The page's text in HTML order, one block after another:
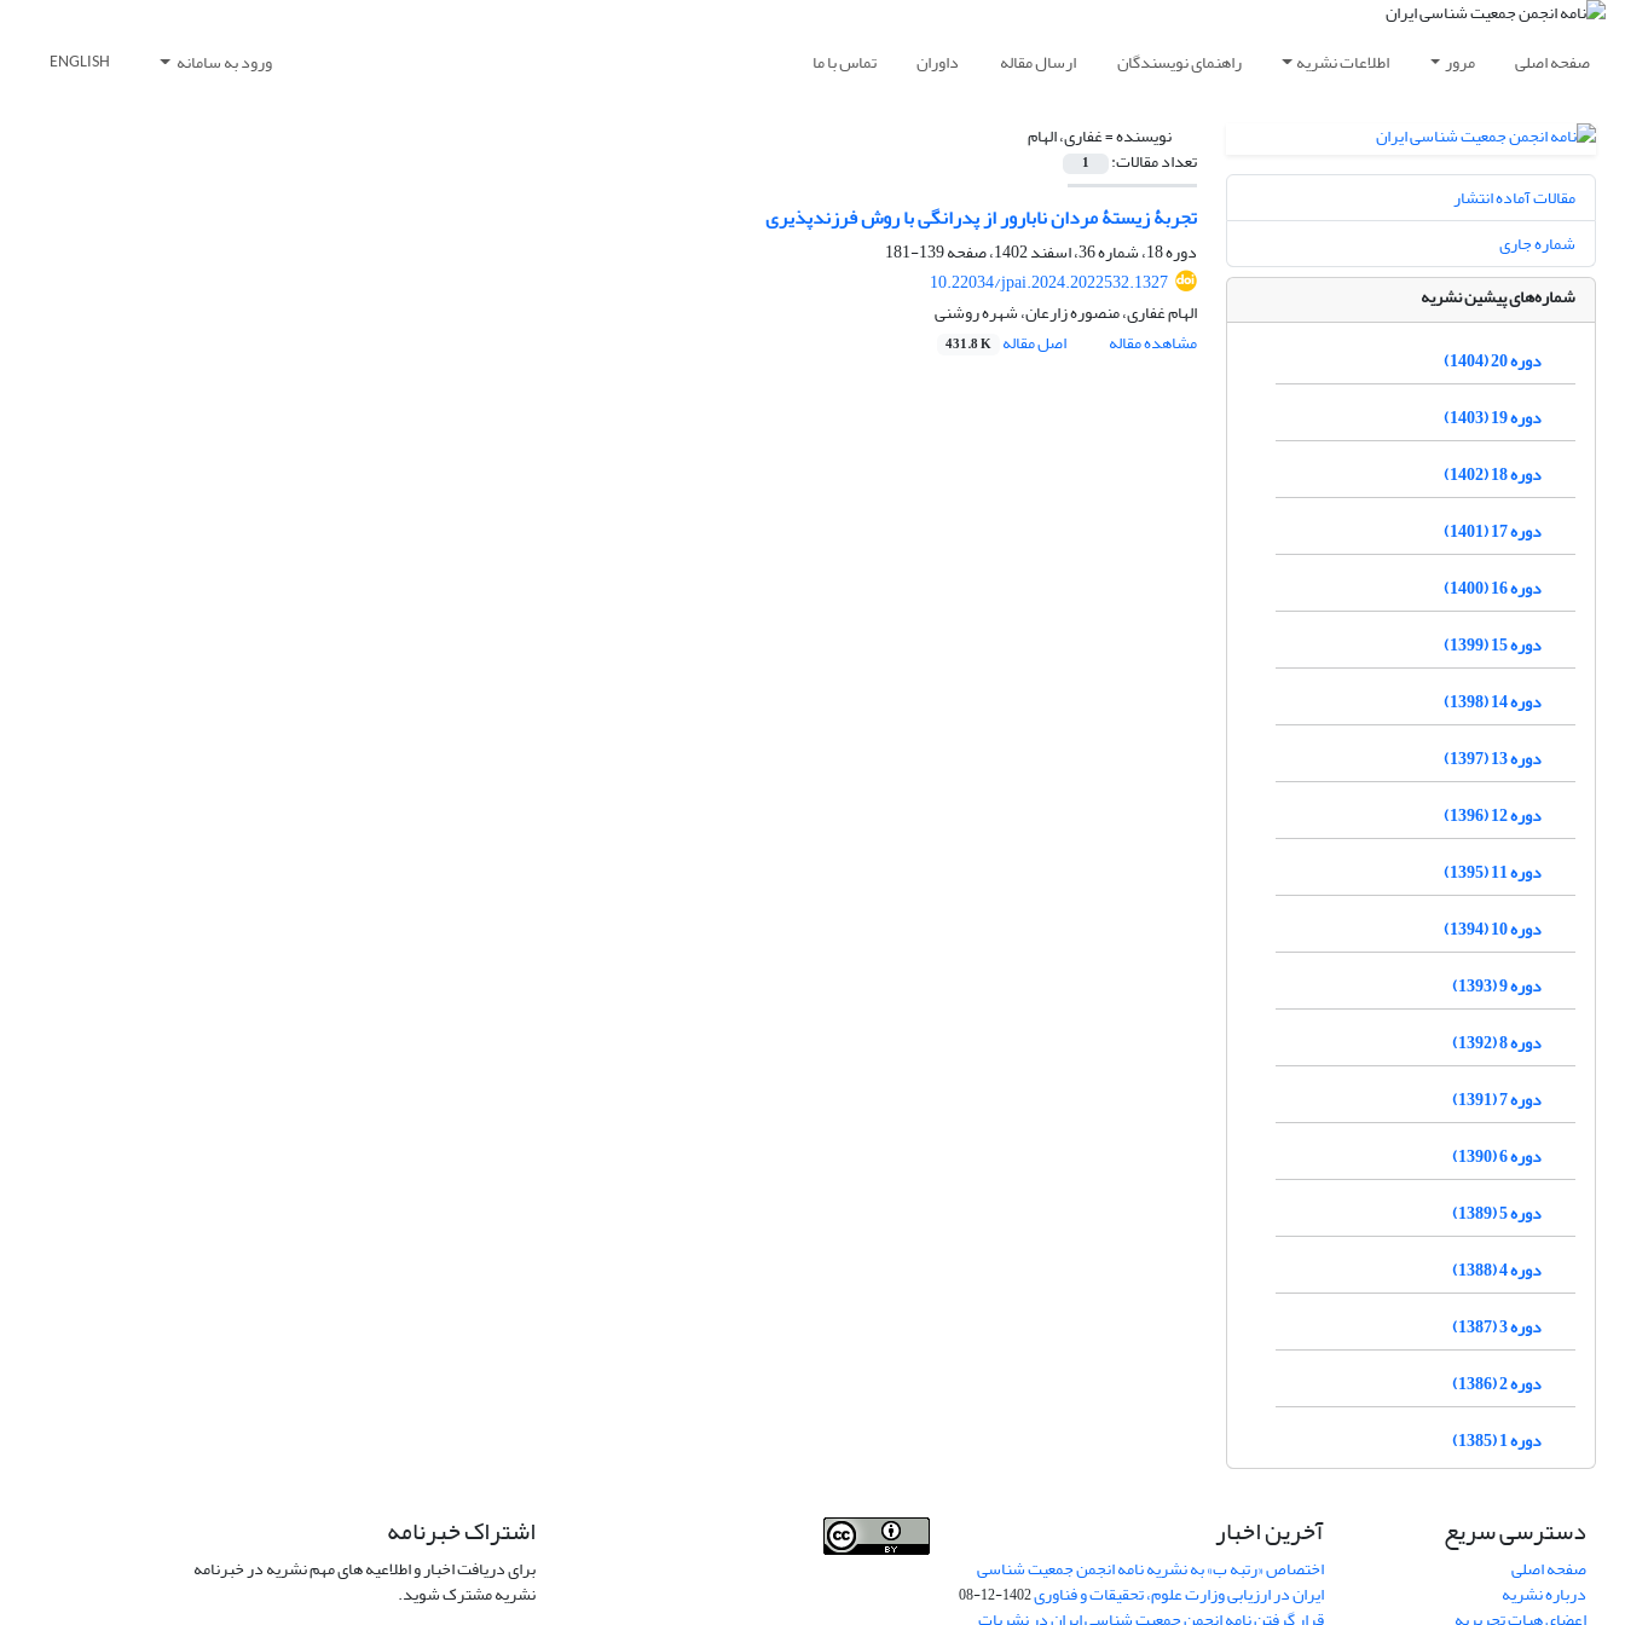
صفحه اصلی مرور اطلاعات نشریه راهنمای نویسندگان ارسال مقاله داوران تماس با ما ورود به سامانه ENGLISH
نویسنده =غفاری، الهام
تعداد مقالات: 1
تجربۀ زیستۀ مردان نابارور از پدرانگی با روش فرزندپذیری
دوره 18، شماره 36، اسفند 1402، صفحه
139-181
10.22034/jpai.2024.2022532.1327
الهام غفاری، منصوره زارعان، شهره روشنی
مشاهده مقاله
اصل مقاله 431.8 K
مقالات آماده انتشار
شماره جاری
شماره‌های پیشین نشریه
دوره 20 (1404)
دوره 19 (1403)
دوره 18 (1402)
دوره 17 (1401)
دوره 16 (1400)
دوره 15 (1399)
دوره 14 (1398)
دوره 13 (1397)
دوره 12 (1396)
دوره 11 (1395)
دوره 10 (1394)
دوره 9 (1393)
دوره 8 (1392)
دوره 7 (1391)
دوره 6 (1390)
دوره 5 (1389)
دوره 4 (1388)
دوره 3 (1387)
دوره 2 (1386)
دوره 1 (1385)
دسترسی سریع
صفحه اصلی
درباره نشریه
آخرین اخبار
اختصاص «رتبه ب» به نشریه نامه انجمن جمعیت شناسی
ایران در ارزیابی وزارت علوم، تحقیقات و فناوری1402-12-08
اشتراک خبرنامه
برای دریافت اخبار و اطلاعیه های مهم نشریه در خبرنامه
نشریه مشترک شوید.